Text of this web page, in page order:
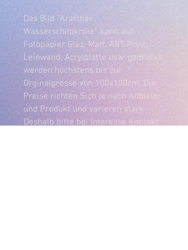
Das Bild "Krafttier
Wasserschildkröte" kann auf
Fotopapier Glaz, Matt, ART-Print,
Leinwand, Acrylplatte usw. gedruckt
werden höchstens bis zur
Orginalgrösse von 100x100cm. Die
Preise richten Sich je nach Anbieter
und Produkt und varieren stark.
Deshalb bitte bei Interesse Kontakt